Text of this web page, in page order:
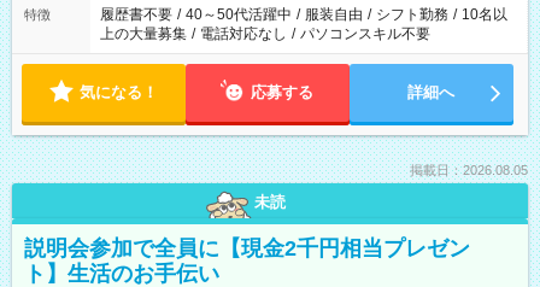
合は応募できません。
特徴 履歴書不要 / 40～50代活躍中 / 服装自由 / シフト勤務 / 10名以
上の大量募集 / 電話対応なし / パソコンスキル不要
気になる！ 応募する 詳細へ
掲載日：2026.08.05
未読
説明会参加で全員に【現金2千円相当プレゼン
ト】生活のお手伝い